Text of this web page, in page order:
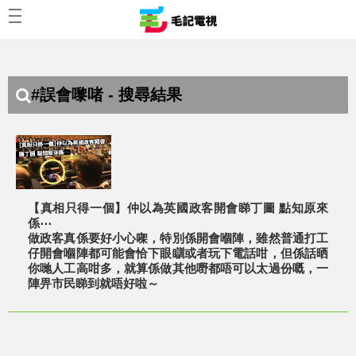
#誤會嚟啫 - 搜尋結果
【真相只得一個】仲以為英國政客開會睇丁圖 點知原來
係⋯
做政客真係要好小心㗎，特別係開會嗰陣，雖然普通打工
仔開會嗰陣都可能會恰下眼瞓或者玩下電話咁，但係話晒
你哋人工高咁多，就算係做其他嘢都唔可以太過份嘅，一
陣畀市民睇到就唔好啦～